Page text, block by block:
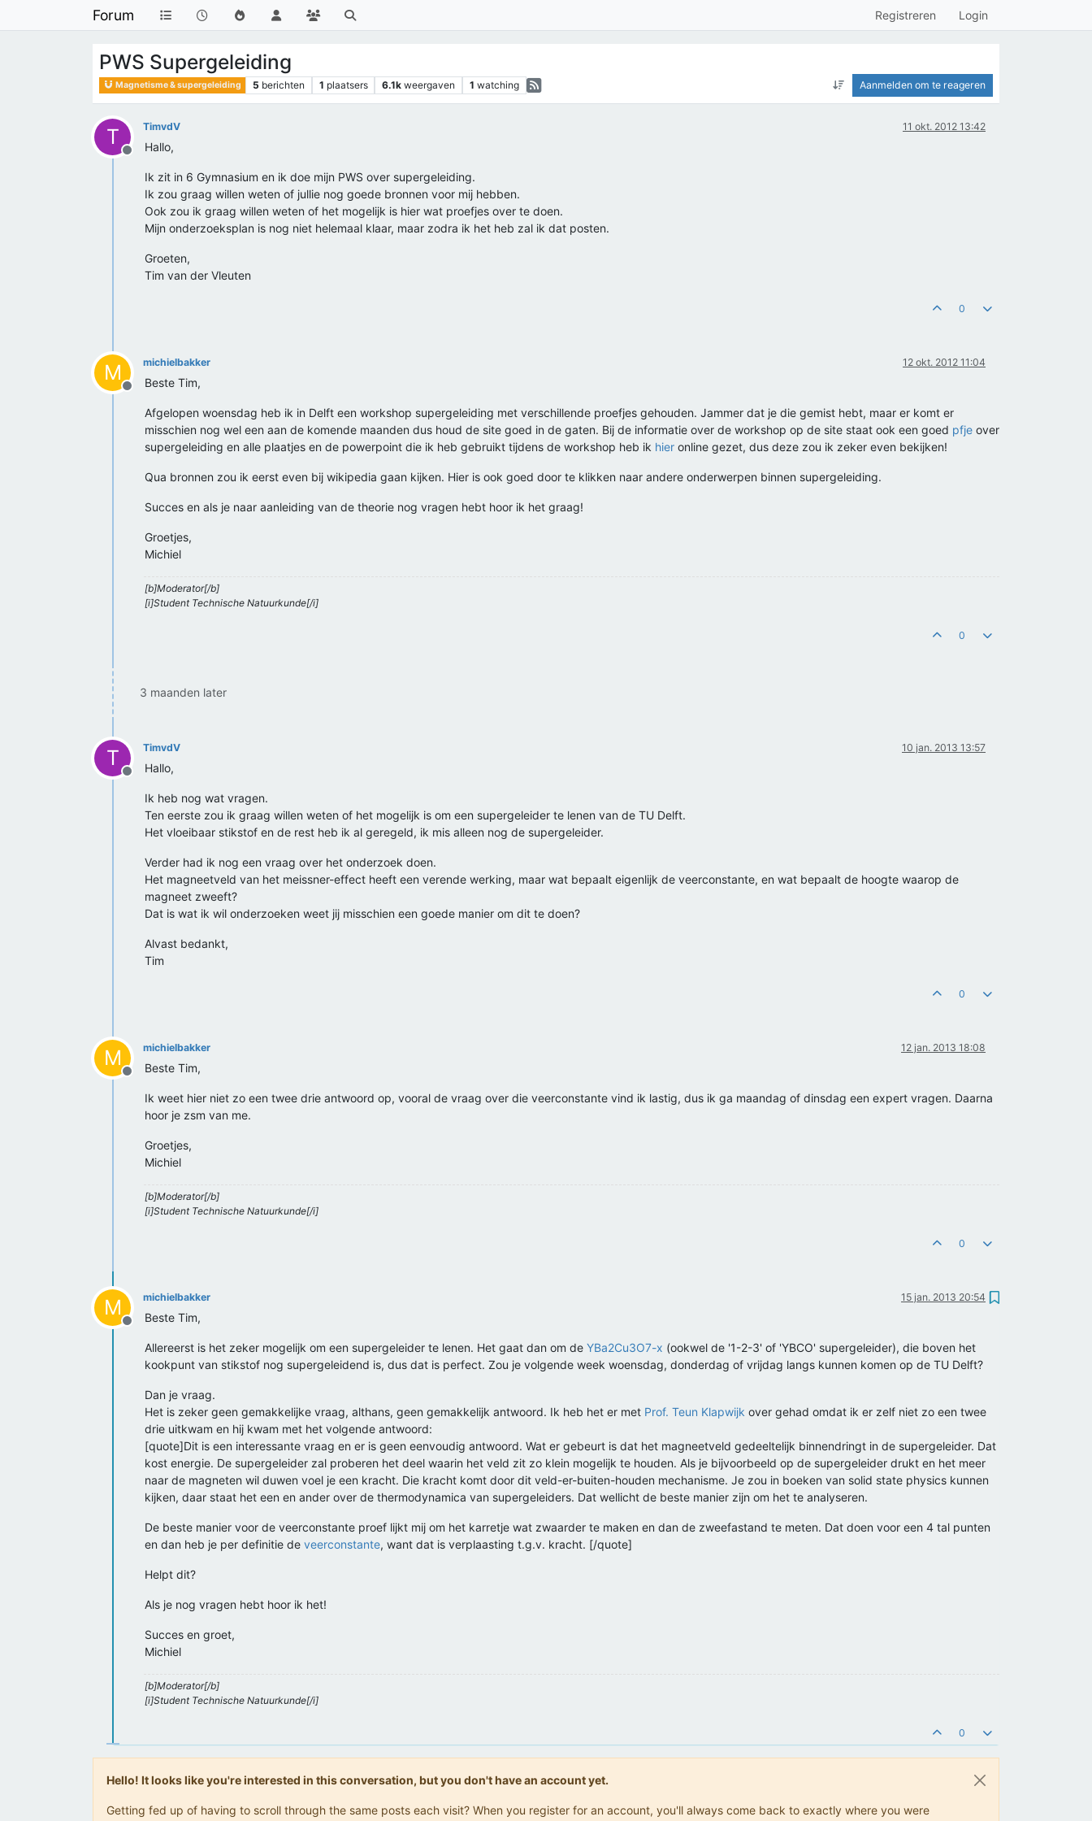
Forum Registreren Login
PWS Supergeleiding
Magnetisme & supergeleiding 5 berichten 1 plaatsers 6.1k weergaven 1 watching Aanmelden om te reageren
T
Offline
TimvdV 11 okt. 2012 13:42
Hallo,
Ik zit in 6 Gymnasium en ik doe mijn PWS over supergeleiding.
Ik zou graag willen weten of jullie nog goede bronnen voor mij hebben.
Ook zou ik graag willen weten of het mogelijk is hier wat proefjes over te doen.
Mijn onderzoeksplan is nog niet helemaal klaar, maar zodra ik het heb zal ik dat posten.
Groeten,
Tim van der Vleuten
0
M
Offline
michielbakker 12 okt. 2012 11:04
Beste Tim,
Afgelopen woensdag heb ik in Delft een workshop supergeleiding met verschillende proefjes gehouden. Jammer dat je die gemist hebt, maar er komt er
misschien nog wel een aan de komende maanden dus houd de site goed in de gaten. Bij de informatie over de workshop op de site staat ook een goed pfje over
supergeleiding en alle plaatjes en de powerpoint die ik heb gebruikt tijdens de workshop heb ik hier online gezet, dus deze zou ik zeker even bekijken!
Qua bronnen zou ik eerst even bij wikipedia gaan kijken. Hier is ook goed door te klikken naar andere onderwerpen binnen supergeleiding.
Succes en als je naar aanleiding van de theorie nog vragen hebt hoor ik het graag!
Groetjes,
Michiel
[b]Moderator[/b]
[i]Student Technische Natuurkunde[/i]
0
3 maanden later
T
Offline
TimvdV 10 jan. 2013 13:57
Hallo,
Ik heb nog wat vragen.
Ten eerste zou ik graag willen weten of het mogelijk is om een supergeleider te lenen van de TU Delft.
Het vloeibaar stikstof en de rest heb ik al geregeld, ik mis alleen nog de supergeleider.
Verder had ik nog een vraag over het onderzoek doen.
Het magneetveld van het meissner-effect heeft een verende werking, maar wat bepaalt eigenlijk de veerconstante, en wat bepaalt de hoogte waarop de
magneet zweeft?
Dat is wat ik wil onderzoeken weet jij misschien een goede manier om dit te doen?
Alvast bedankt,
Tim
0
M
Offline
michielbakker 12 jan. 2013 18:08
Beste Tim,
Ik weet hier niet zo een twee drie antwoord op, vooral de vraag over die veerconstante vind ik lastig, dus ik ga maandag of dinsdag een expert vragen. Daarna
hoor je zsm van me.
Groetjes,
Michiel
[b]Moderator[/b]
[i]Student Technische Natuurkunde[/i]
0
M
Offline
michielbakker 15 jan. 2013 20:54
Beste Tim,
Allereerst is het zeker mogelijk om een supergeleider te lenen. Het gaat dan om de YBa2Cu3O7-x (ookwel de '1-2-3' of 'YBCO' supergeleider), die boven het
kookpunt van stikstof nog supergeleidend is, dus dat is perfect. Zou je volgende week woensdag, donderdag of vrijdag langs kunnen komen op de TU Delft?
Dan je vraag.
Het is zeker geen gemakkelijke vraag, althans, geen gemakkelijk antwoord. Ik heb het er met Prof. Teun Klapwijk over gehad omdat ik er zelf niet zo een twee
drie uitkwam en hij kwam met het volgende antwoord:
[quote]Dit is een interessante vraag en er is geen eenvoudig antwoord. Wat er gebeurt is dat het magneetveld gedeeltelijk binnendringt in de supergeleider. Dat
kost energie. De supergeleider zal proberen het deel waarin het veld zit zo klein mogelijk te houden. Als je bijvoorbeeld op de supergeleider drukt en het meer
naar de magneten wil duwen voel je een kracht. Die kracht komt door dit veld-er-buiten-houden mechanisme. Je zou in boeken van solid state physics kunnen
kijken, daar staat het een en ander over de thermodynamica van supergeleiders. Dat wellicht de beste manier zijn om het te analyseren.
De beste manier voor de veerconstante proef lijkt mij om het karretje wat zwaarder te maken en dan de zweefastand te meten. Dat doen voor een 4 tal punten
en dan heb je per definitie de veerconstante, want dat is verplaasting t.g.v. kracht. [/quote]
Helpt dit?
Als je nog vragen hebt hoor ik het!
Succes en groet,
Michiel
[b]Moderator[/b]
[i]Student Technische Natuurkunde[/i]
0
Hello! It looks like you're interested in this conversation, but you don't have an account yet.
Getting fed up of having to scroll through the same posts each visit? When you register for an account, you'll always come back to exactly where you were